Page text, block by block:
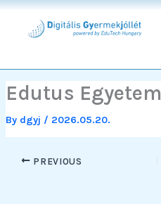
Skip
content
Edutus Egyetem
By dgyj / 2026.05.20.
PREVIOUS